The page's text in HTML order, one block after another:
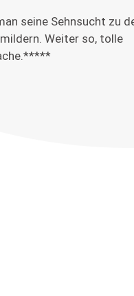
seine Sehnsucht zu
Weiter so, tolle